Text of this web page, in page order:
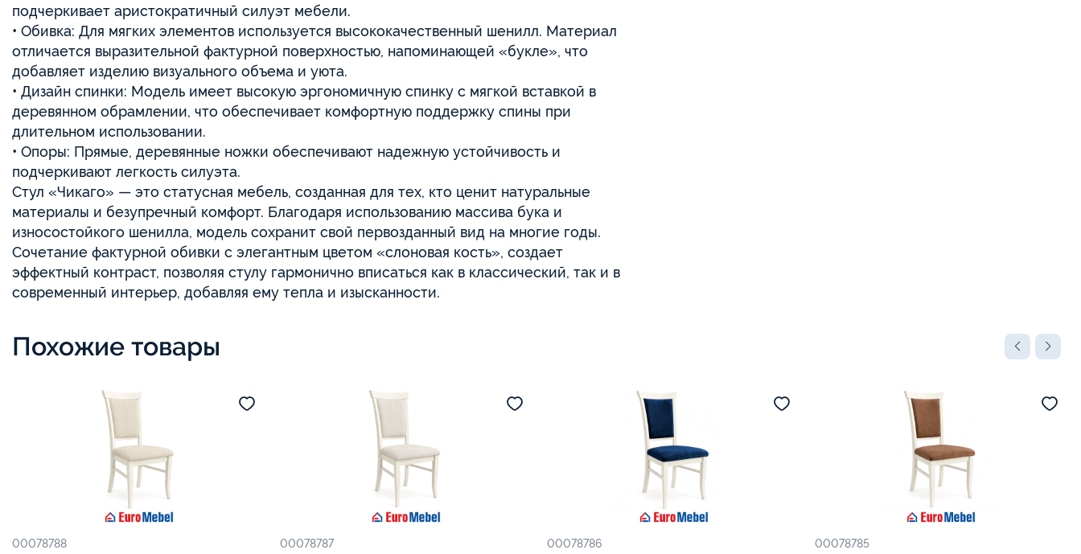
подчеркивает аристократичный силуэт мебели.
• Обивка: Для мягких элементов используется высококачественный шенилл. Материал
отличается выразительной фактурной поверхностью, напоминающей «букле», что
добавляет изделию визуального объема и уюта.
• Дизайн спинки: Модель имеет высокую эргономичную спинку с мягкой вставкой в
деревянном обрамлении, что обеспечивает комфортную поддержку спины при
длительном использовании.
• Опоры: Прямые, деревянные ножки обеспечивают надежную устойчивость и
подчеркивают легкость силуэта.
Стул «Чикаго» — это статусная мебель, созданная для тех, кто ценит натуральные
материалы и безупречный комфорт. Благодаря использованию массива бука и
износостойкого шенилла, модель сохранит свой первозданный вид на многие годы.
Сочетание фактурной обивки с элегантным цветом «слоновая кость», создает
эффектный контраст, позволяя стулу гармонично вписаться как в классический, так и в
современный интерьер, добавляя ему тепла и изысканности.
Похожие товары
00078788 00078787 00078786 00078785